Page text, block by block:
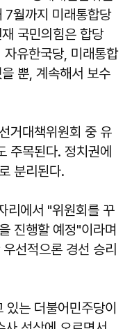
7월까지 미래통합당
국민의힘은 합당
유한국당, 미래통합
뿐, 계속해서 보수
거대책위원회 중 유
주목된다. 정치권에
분리된다.
리에서 "위원회를 꾸
진행할 예정"이라며
선적으론 경선 승리
는 더불어민주당이